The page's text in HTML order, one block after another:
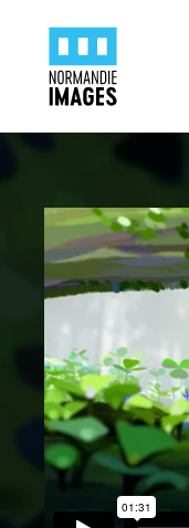
Skip to main content